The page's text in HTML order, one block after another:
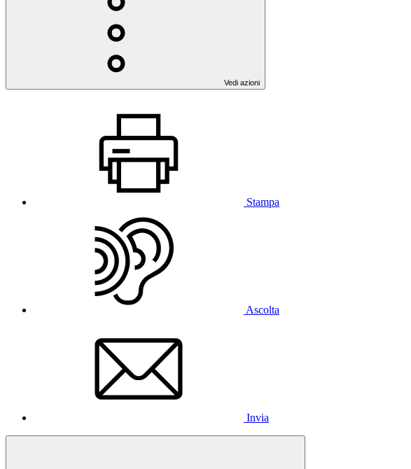
Vedi azioni
Stampa
Ascolta
Invia